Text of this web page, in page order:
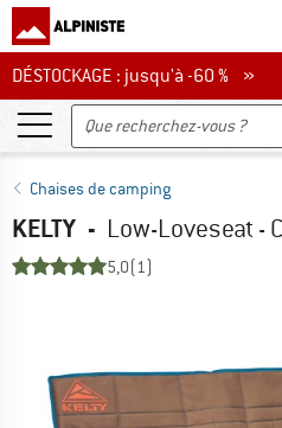
DÉSTOCKAGE : jusqu'à -60 %
DÉSTOCKAGE : jusqu'à -60 % »
Chaises de camping
KELTY - Low-Loveseat -
5,0(1)